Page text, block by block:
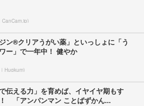
CanCam.jp)
ジン®クリアうがい薬」といっしょに「う
ー」で一年中！ 健やか
Hugkum)
で伝える力」を育めば、イヤイヤ期もす
「アンパンマン ことばずかん...